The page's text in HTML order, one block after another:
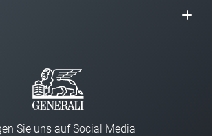
Sie uns auf Social Media